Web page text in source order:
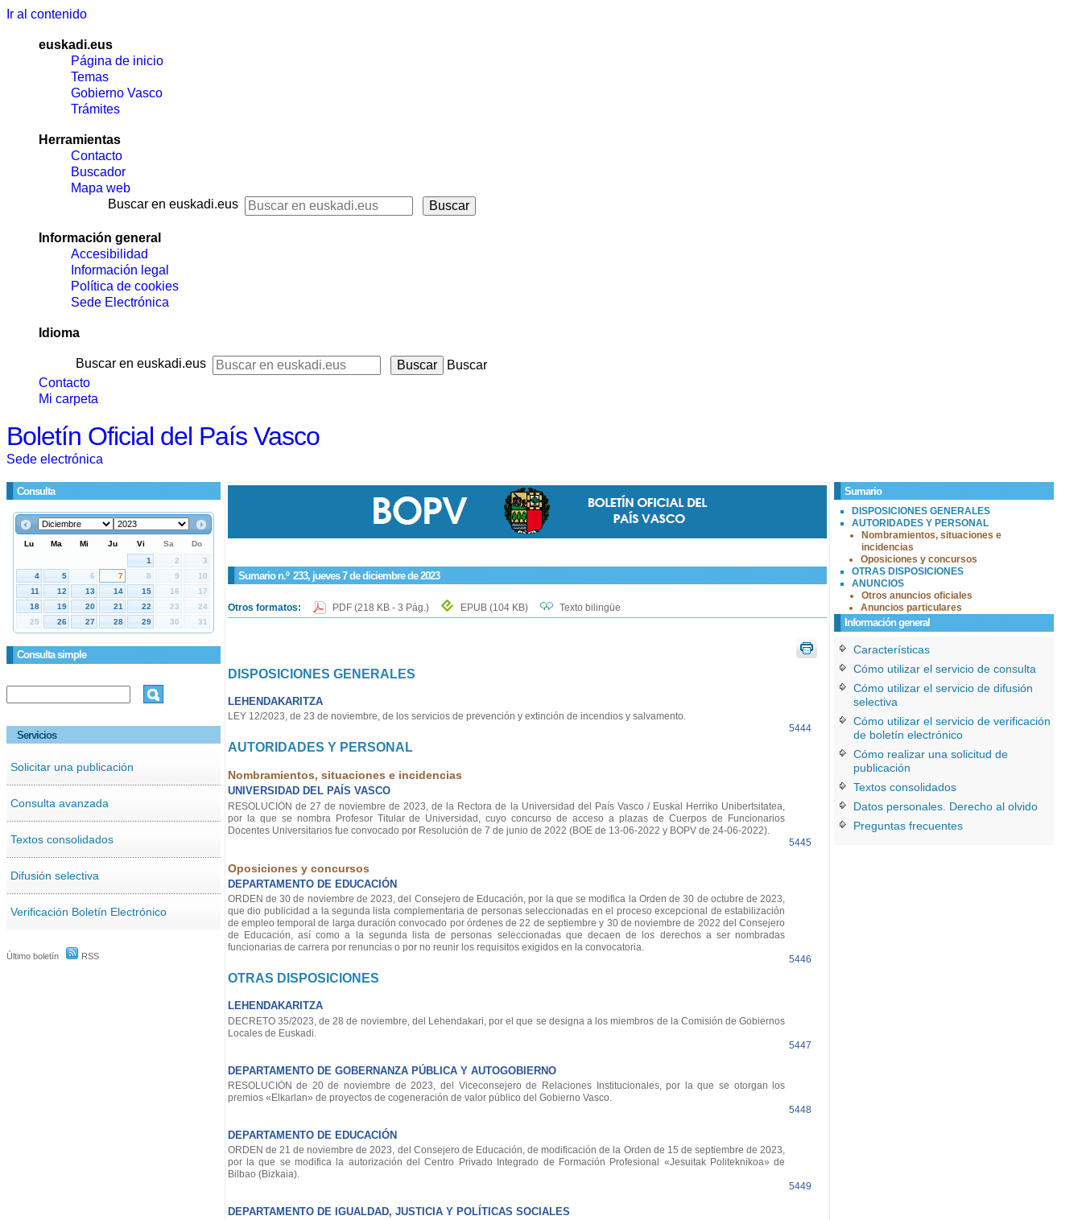
Ir al contenido
euskadi.eus
Página de inicio
Temas
Gobierno Vasco
Trámites
Herramientas
Contacto
Buscador
Mapa web
Buscar en euskadi.eus
Información general
Accesibilidad
Información legal
Política de cookies
Sede Electrónica
Idioma
Buscar en euskadi.eus
Buscar
Contacto
Mi carpeta
Boletín Oficial del País Vasco
Sede electrónica
Consulta
Consulta simple
Servicios
Solicitar una publicación
Consulta avanzada
Textos consolidados
Difusión selectiva
Verificación Boletín Electrónico
Último boletín RSS
Sumario n.º 233, jueves 7 de diciembre de 2023
Otros formatos: PDF (218 KB - 3 Pág.) EPUB (104 KB) Texto bilingüe
DISPOSICIONES GENERALES
LEHENDAKARITZA
LEY 12/2023, de 23 de noviembre, de los servicios de prevención y extinción de incendios y salvamento.
5444
AUTORIDADES Y PERSONAL
Nombramientos, situaciones e incidencias
UNIVERSIDAD DEL PAÍS VASCO
RESOLUCIÓN de 27 de noviembre de 2023, de la Rectora de la Universidad del País Vasco / Euskal Herriko Unibertsitatea,
por la que se nombra Profesor Titular de Universidad, cuyo concurso de acceso a plazas de Cuerpos de Funcionarios
Docentes Universitarios fue convocado por Resolución de 7 de junio de 2022 (BOE de 13-06-2022 y BOPV de 24-06-2022).
5445
Oposiciones y concursos
DEPARTAMENTO DE EDUCACIÓN
ORDEN de 30 de noviembre de 2023, del Consejero de Educación, por la que se modifica la Orden de 30 de octubre de 2023,
que dio publicidad a la segunda lista complementaria de personas seleccionadas en el proceso excepcional de estabilización
de empleo temporal de larga duración convocado por órdenes de 22 de septiembre y 30 de noviembre de 2022 del Consejero
de Educación, así como a la segunda lista de personas seleccionadas que decaen de los derechos a ser nombradas
funcionarias de carrera por renuncias o por no reunir los requisitos exigidos en la convocatoria.
5446
OTRAS DISPOSICIONES
LEHENDAKARITZA
DECRETO 35/2023, de 28 de noviembre, del Lehendakari, por el que se designa a los miembros de la Comisión de Gobiernos
Locales de Euskadi.
5447
DEPARTAMENTO DE GOBERNANZA PÚBLICA Y AUTOGOBIERNO
RESOLUCIÓN de 20 de noviembre de 2023, del Viceconsejero de Relaciones Institucionales, por la que se otorgan los
premios «Elkarlan» de proyectos de cogeneración de valor público del Gobierno Vasco.
5448
DEPARTAMENTO DE EDUCACIÓN
ORDEN de 21 de noviembre de 2023, del Consejero de Educación, de modificación de la Orden de 15 de septiembre de 2023,
por la que se modifica la autorización del Centro Privado Integrado de Formación Profesional «Jesuitak Politeknikoa» de
Bilbao (Bizkaia).
5449
DEPARTAMENTO DE IGUALDAD, JUSTICIA Y POLÍTICAS SOCIALES
Sumario
DISPOSICIONES GENERALES
AUTORIDADES Y PERSONAL
Nombramientos, situaciones e
incidencias
Oposiciones y concursos
OTRAS DISPOSICIONES
ANUNCIOS
Otros anuncios oficiales
Anuncios particulares
Información general
Características
Cómo utilizar el servicio de consulta
Cómo utilizar el servicio de difusión
selectiva
Cómo utilizar el servicio de verificación
de boletín electrónico
Cómo realizar una solicitud de
publicación
Textos consolidados
Datos personales. Derecho al olvido
Preguntas frecuentes